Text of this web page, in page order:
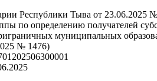
Республики Тыва от 23.06.2025
по определению получателей
муниципальных
№ 1476)